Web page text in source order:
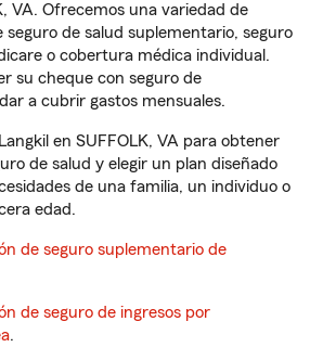
VA. Ofrecemos una variedad de
seguro de salud suplementario, seguro
o cobertura médica individual.
su cheque con seguro de
a cubrir gastos mensuales.
en SUFFOLK, VA para obtener
de salud y elegir un plan diseñado
de una familia, un individuo o
edad.
de seguro suplementario de
de seguro de ingresos por
.